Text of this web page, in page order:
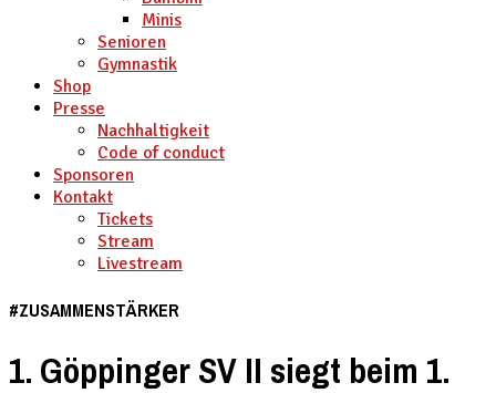
Minis
Senioren
Gymnastik
Shop
Presse
Nachhaltigkeit
Code of conduct
Sponsoren
Kontakt
Tickets
Stream
Livestream
#ZUSAMMENSTÄRKER​
1. Göppinger SV II siegt beim 1.